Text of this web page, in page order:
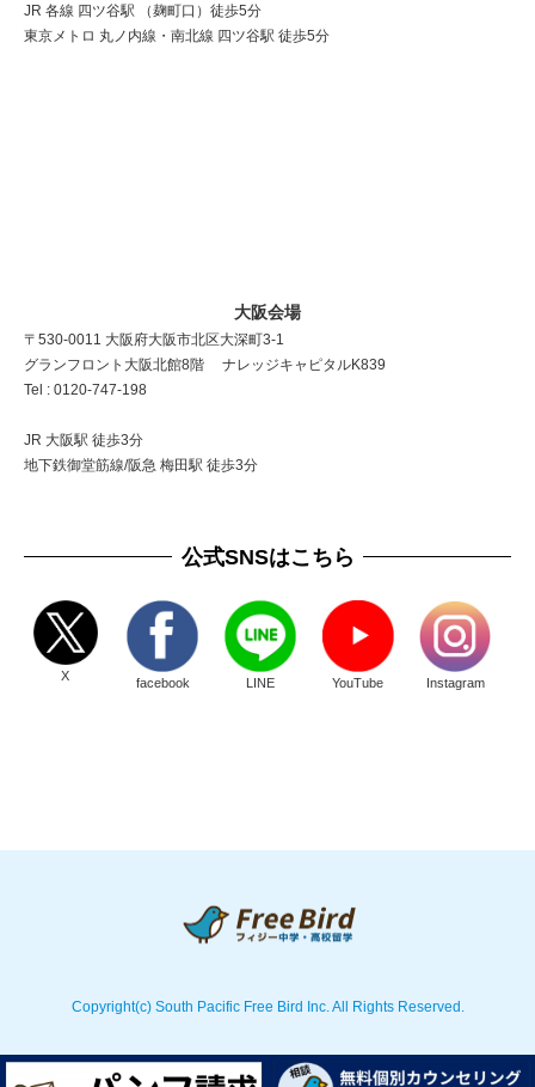
JR 各線 四ツ谷駅 （麹町口）徒歩5分
東京メトロ 丸ノ内線・南北線 四ツ谷駅 徒歩5分
大阪会場
〒530-0011 大阪府大阪市北区大深町3-1
グランフロント大阪北館8階 ナレッジキャピタルK839
Tel : 0120-747-198
JR 大阪駅 徒歩3分
地下鉄御堂筋線/阪急 梅田駅 徒歩3分
公式SNSはこちら
X facebook LINE YouTube Instagram
Copyright(c) South Pacific Free Bird Inc. All Rights Reserved.